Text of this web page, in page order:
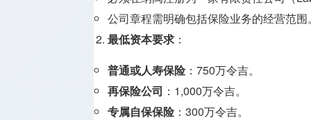
公司章程需明确包括保险业务的经营范围
最低资本要求 ：
普通或人寿保险：750万令吉。
再保险公司 ：1,000万令吉。
专属自保保险：300万令吉。